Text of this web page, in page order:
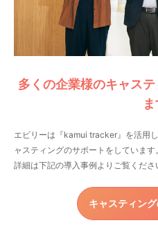
多くの企業様のキャス
エビリーは『kamui tracker』を活用
ャスティングのサポートをしています。
詳細は下記の導入事例よりご覧くださ
キャスティン